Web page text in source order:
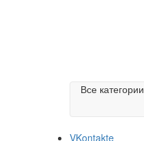
Все категории
VKontakte